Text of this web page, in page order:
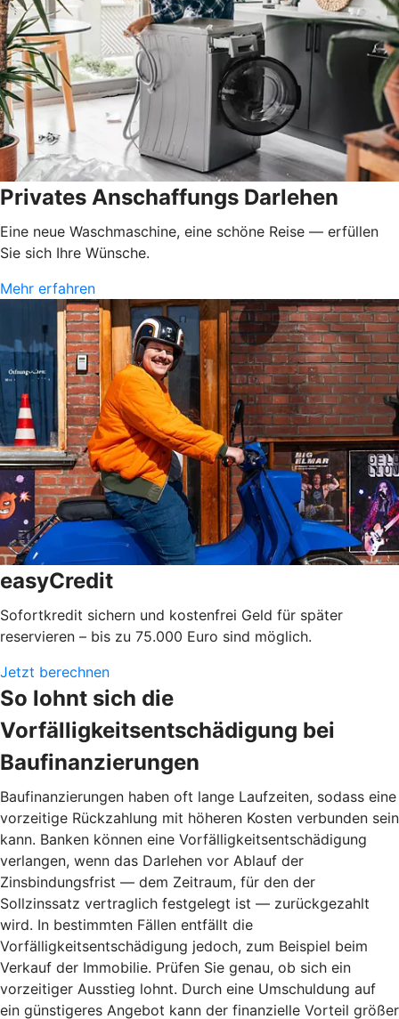
Privates Anschaffungs Darlehen
Eine neue Waschmaschine, eine schöne Reise — erfüllen
Sie sich Ihre Wünsche.
Mehr erfahren
easyCredit
Sofortkredit sichern und kostenfrei Geld für später
reservieren – bis zu 75.000 Euro sind möglich.
Jetzt berechnen
So lohnt sich die
Vorfälligkeitsentschädigung bei
Baufinanzierungen
Baufinanzierungen haben oft lange Laufzeiten, sodass eine
vorzeitige Rückzahlung mit höheren Kosten verbunden sein
kann. Banken können eine Vorfälligkeitsentschädigung
verlangen, wenn das Darlehen vor Ablauf der
Zinsbindungsfrist — dem Zeitraum, für den der
Sollzinssatz vertraglich festgelegt ist — zurückgezahlt
wird. In bestimmten Fällen entfällt die
Vorfälligkeitsentschädigung jedoch, zum Beispiel beim
Verkauf der Immobilie. Prüfen Sie genau, ob sich ein
vorzeitiger Ausstieg lohnt. Durch eine Umschuldung auf
ein günstigeres Angebot kann der finanzielle Vorteil größer